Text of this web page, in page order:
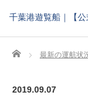
千葉港遊覧船｜【
Home 最新の運航状
2019.09.07